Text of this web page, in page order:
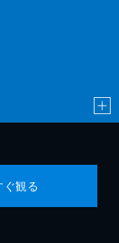
観る